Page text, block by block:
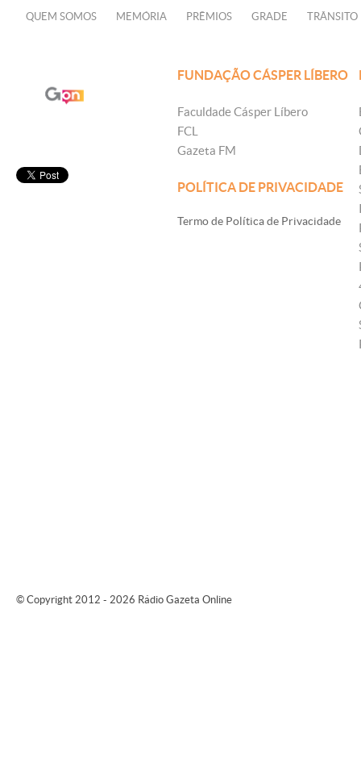
QUEM SOMOS MEMÓRIA PRÊMIOS GRADE TRÂNSITO
FUNDAÇÃO CÁSPER LÍBERO
Faculdade Cásper Líbero
FCL
Gazeta FM
POLÍTICA DE PRIVACIDADE
Termo de Política de Privacidade
© Copyright 2012 - 2026 Rádio Gazeta Online